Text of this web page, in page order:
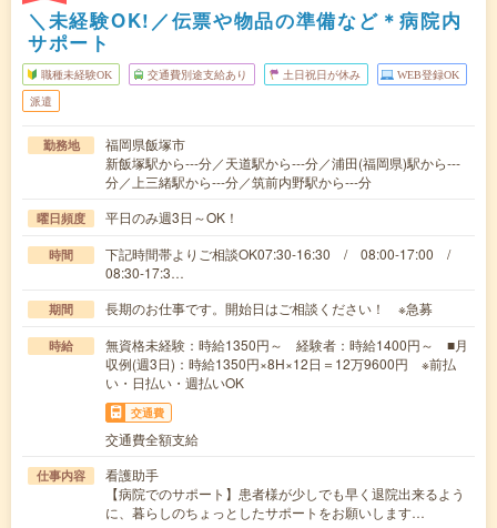
＼未経験OK!／伝票や物品の準備など＊病院内
サポート
職種未経験OK 交通費別途支給あり 土日祝日が休み WEB登録OK
派遣
勤務地
福岡県飯塚市
新飯塚駅から---分／天道駅から---分／浦田(福岡県)駅から---
分／上三緒駅から---分／筑前内野駅から---分
曜日頻度 平日のみ週3日～OK！
時間
下記時間帯よりご相談OK07:30-16:30 / 08:00-17:00 /
08:30-17:3…
期間 長期のお仕事です。開始日はご相談ください！ ※急募
時給
無資格未経験：時給1350円～ 経験者：時給1400円～ ■月
収例(週3日)：時給1350円×8H×12日＝12万9600円 ※前払
い・日払い・週払いOK
交通費
交通費全額支給
仕事内容
看護助手
【病院でのサポート】患者様が少しでも早く退院出来るよう
に、暮らしのちょっとしたサポートをお願いします…